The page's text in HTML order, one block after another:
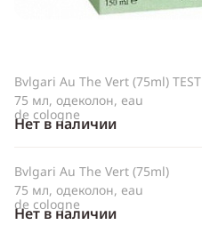
Bvlgari Au The Vert (75ml) TEST
75 мл, одеколон, eau
de cologne
Нет в наличии
Bvlgari Au The Vert (75ml)
75 мл, одеколон, eau
de cologne
Нет в наличии